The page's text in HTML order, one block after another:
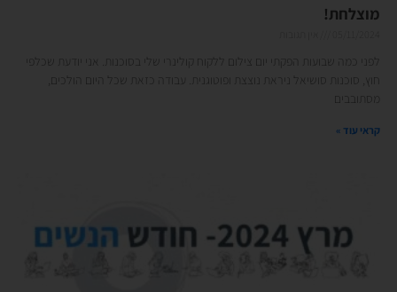
מוצלחת!
לפני כמה שבועות הפקתי יום צילום ללקוח קולינרי שלי בסוכנות. אני יודעת שכלפי
חוץ, סוכנות סושיאל ניראת נוצצת ופוטוגנית. עבודה כזאת שכל היום הולכים,
מסתובבים
קראי עוד »